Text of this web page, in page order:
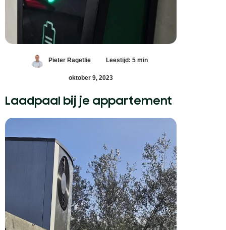
Pieter Ragetlie Leestijd: 5 min
oktober 9, 2023
Laadpaal bij je appartement